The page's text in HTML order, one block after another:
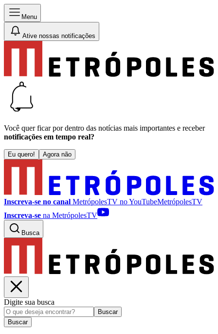
Menu
Ative nossas notificações
Você quer ficar por dentro das notícias mais importantes e receber
notificações em tempo real?
Eu quero! Agora não
Inscreva-se no canal MetrópolesTV noYouTubeMetrópolesTV
Inscreva-se na MetrópolesTV
Busca
Digite sua busca
Buscar
Buscar